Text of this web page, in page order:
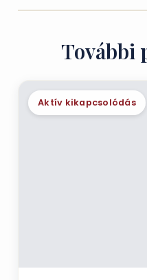
További
Aktív kikapcsolódás